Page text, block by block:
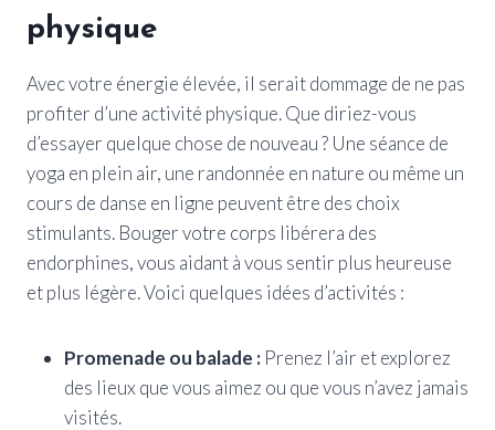
physique
Avec votre énergie élevée, il serait dommage de ne pas
profiter d’une activité physique. Que diriez-vous
d’essayer quelque chose de nouveau ? Une séance de
yoga en plein air, une randonnée en nature ou même un
cours de danse en ligne peuvent être des choix
stimulants. Bouger votre corps libérera des
endorphines, vous aidant à vous sentir plus heureuse
et plus légère. Voici quelques idées d’activités :
Promenade ou balade : Prenez l’air et explorez
des lieux que vous aimez ou que vous n’avez jamais
visités.